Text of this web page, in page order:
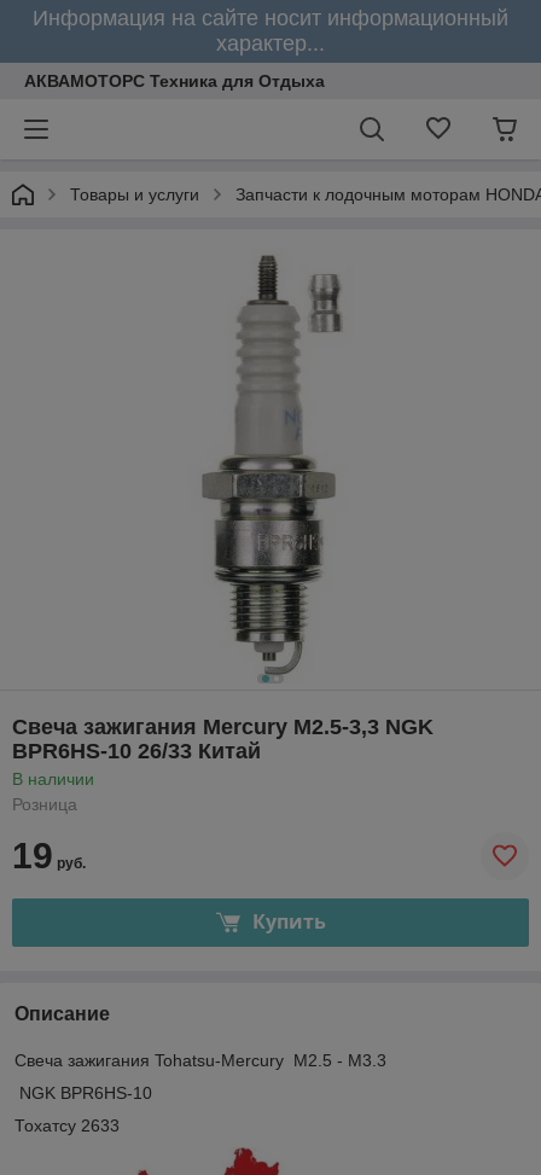
Информация на сайте носит информационный
характер...
АКВАМОТОРС Техника для Отдыха
Товары и услуги Запчасти к лодочным моторам
Свеча зажигания Mercury M2.5-3,3 NGK
BPR6HS-10 26/33 Китай
В наличии
Розница
19 руб.
Купить
Описание
Свеча зажигания Tohatsu-Mercury M2.5 - M3.3
NGK BPR6HS-10
Тохатсу 2633